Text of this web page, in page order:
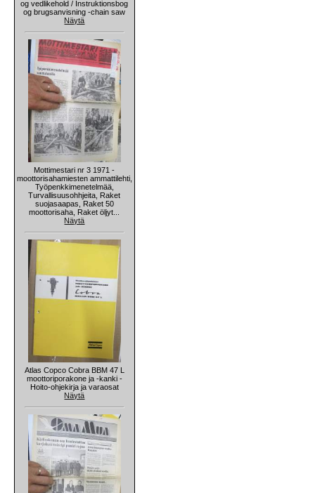
og vedlikehold / Instruktionsbog
og brugsanvisning -chain saw
Näytä
Mottimestari nr 3 1971 -
moottorisahamiesten ammattilehti,
Työpenkkimenetelmää,
Turvallisuusohhjeita, Raket
suojasaapas, Raket 50
moottorisaha, Raket öljyt...
Näytä
Atlas Copco Cobra BBM 47 L
moottoriporakone ja -kanki -
Hoito-ohjekirja ja varaosat
Näytä